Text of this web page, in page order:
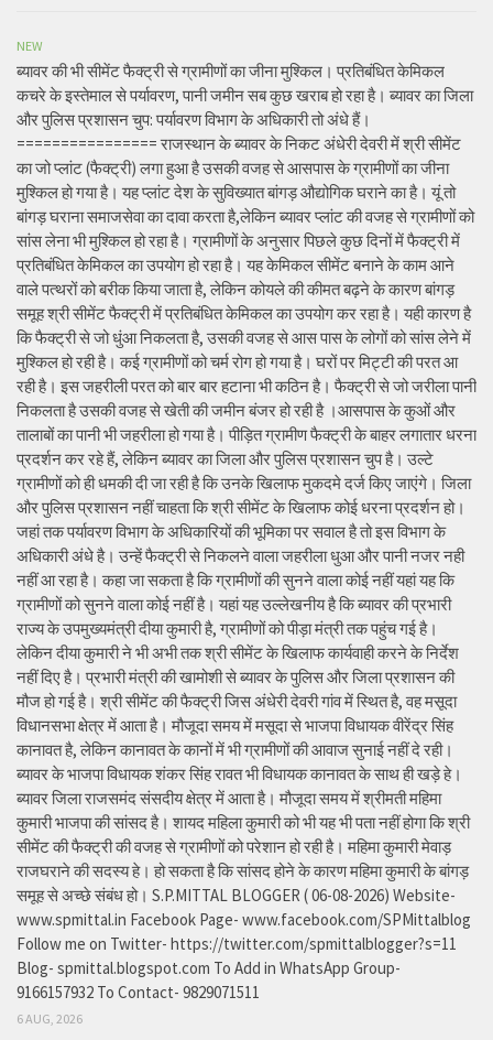
NEW
ब्यावर की भी सीमेंट फैक्ट्री से ग्रामीणों का जीना मुश्किल। प्रतिबंधित केमिकल
कचरे के इस्तेमाल से पर्यावरण, पानी जमीन सब कुछ खराब हो रहा है। ब्यावर का जिला
और पुलिस प्रशासन चुप: पर्यावरण विभाग के अधिकारी तो अंधे हैं।
================ राजस्थान के ब्यावर के निकट अंधेरी देवरी में श्री सीमेंट
का जो प्लांट (फैक्ट्री) लगा हुआ है उसकी वजह से आसपास के ग्रामीणों का जीना
मुश्किल हो गया है। यह प्लांट देश के सुविख्यात बांगड़ औद्योगिक घराने का है। यूं तो
बांगड़ घराना समाजसेवा का दावा करता है,लेकिन ब्यावर प्लांट की वजह से ग्रामीणों को
सांस लेना भी मुश्किल हो रहा है। ग्रामीणों के अनुसार पिछले कुछ दिनों में फैक्ट्री में
प्रतिबंधित केमिकल का उपयोग हो रहा है। यह केमिकल सीमेंट बनाने के काम आने
वाले पत्थरों को बरीक किया जाता है, लेकिन कोयले की कीमत बढ़ने के कारण बांगड़
समूह श्री सीमेंट फैक्ट्री में प्रतिबंधित केमिकल का उपयोग कर रहा है। यही कारण है
कि फैक्ट्री से जो धुंआ निकलता है, उसकी वजह से आस पास के लोगों को सांस लेने में
मुश्किल हो रही है। कई ग्रामीणों को चर्म रोग हो गया है। घरों पर मिट्टी की परत आ
रही है। इस जहरीली परत को बार बार हटाना भी कठिन है। फैक्ट्री से जो जरीला पानी
निकलता है उसकी वजह से खेती की जमीन बंजर हो रही है ।आसपास के कुओं और
तालाबों का पानी भी जहरीला हो गया है। पीड़ित ग्रामीण फैक्ट्री के बाहर लगातार धरना
प्रदर्शन कर रहे हैं, लेकिन ब्यावर का जिला और पुलिस प्रशासन चुप है। उल्टे
ग्रामीणों को ही धमकी दी जा रही है कि उनके खिलाफ मुकदमे दर्ज किए जाएंगे। जिला
और पुलिस प्रशासन नहीं चाहता कि श्री सीमेंट के खिलाफ कोई धरना प्रदर्शन हो।
जहां तक पर्यावरण विभाग के अधिकारियों की भूमिका पर सवाल है तो इस विभाग के
अधिकारी अंधे है। उन्हें फैक्ट्री से निकलने वाला जहरीला धुआ और पानी नजर नही
नहीं आ रहा है। कहा जा सकता है कि ग्रामीणों की सुनने वाला कोई नहीं यहां यह कि
ग्रामीणों को सुनने वाला कोई नहीं है। यहां यह उल्लेखनीय है कि ब्यावर की प्रभारी
राज्य के उपमुख्यमंत्री दीया कुमारी है, ग्रामीणों को पीड़ा मंत्री तक पहुंच गई है।
लेकिन दीया कुमारी ने भी अभी तक श्री सीमेंट के खिलाफ कार्यवाही करने के निर्देश
नहीं दिए है। प्रभारी मंत्री की खामोशी से ब्यावर के पुलिस और जिला प्रशासन की
मौज हो गई है। श्री सीमेंट की फैक्ट्री जिस अंधेरी देवरी गांव में स्थित है, वह मसूदा
विधानसभा क्षेत्र में आता है। मौजूदा समय में मसूदा से भाजपा विधायक वीरेंद्र सिंह
कानावत है, लेकिन कानावत के कानों में भी ग्रामीणों की आवाज सुनाई नहीं दे रही।
ब्यावर के भाजपा विधायक शंकर सिंह रावत भी विधायक कानावत के साथ ही खड़े हे।
ब्यावर जिला राजसमंद संसदीय क्षेत्र में आता है। मौजूदा समय में श्रीमती महिमा
कुमारी भाजपा की सांसद है। शायद महिला कुमारी को भी यह भी पता नहीं होगा कि श्री
सीमेंट की फैक्ट्री की वजह से ग्रामीणों को परेशान हो रही है। महिमा कुमारी मेवाड़
राजघराने की सदस्य हे। हो सकता है कि सांसद होने के कारण महिमा कुमारी के बांगड़
समूह से अच्छे संबंध हो। S.P.MITTAL BLOGGER ( 06-08-2026) Website-
www.spmittal.in Facebook Page- www.facebook.com/SPMittalblog
Follow me on Twitter- https://twitter.com/spmittalblogger?s=11
Blog- spmittal.blogspot.com To Add in WhatsApp Group-
9166157932 To Contact- 9829071511
6 AUG, 2026